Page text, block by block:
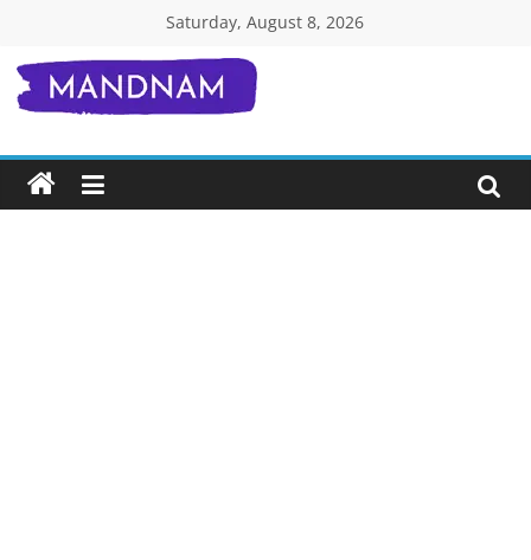
content
Saturday, August 8, 2026
Mandnam.com
जाने
एक-